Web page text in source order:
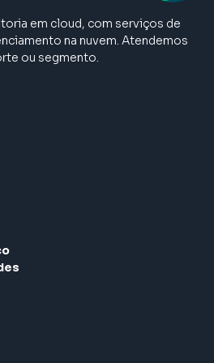
em cloud, com serviços de
na nuvem. Atendemos
ou segmento.